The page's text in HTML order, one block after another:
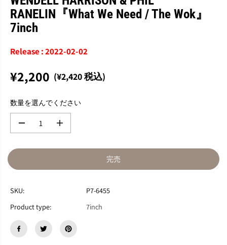
RANELIN『What We Need / The Wok』
7inch
Release : 2022-02-02
通
価
格
¥2,200 (¥2,420 税込)
完
数量を選んでください
E
N
D
E
L
数
E
L
完売
SKU:
P7-6455
Product type:
7inch